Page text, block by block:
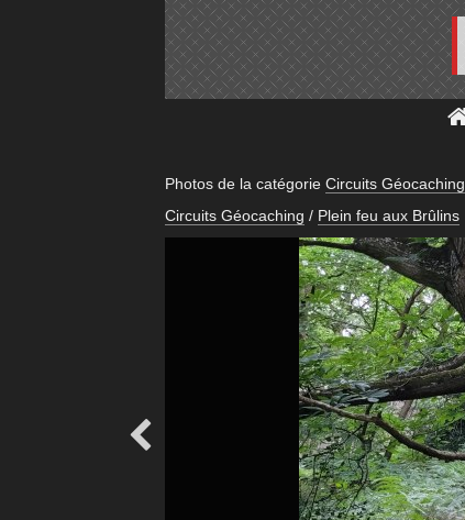
Photos de la catégorie Circuits Géocaching
Circuits Géocaching / Plein feu aux Brûlins
